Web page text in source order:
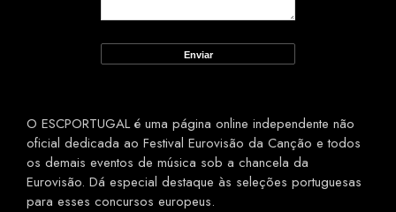
O ESCPORTUGAL é uma página online independente não
oficial dedicada ao Festival Eurovisão da Canção e todos
os demais eventos de música sob a chancela da
Eurovisão. Dá especial destaque às seleções portuguesas
para esses concursos europeus.